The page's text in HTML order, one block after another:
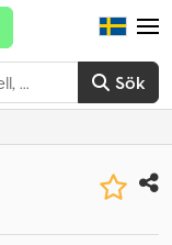
Sök